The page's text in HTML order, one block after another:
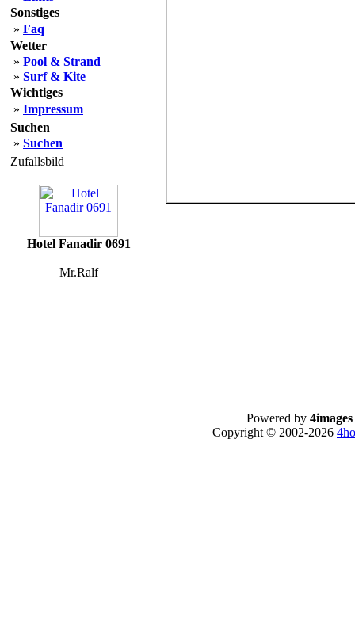
Sonstiges
» Faq
Wetter
» Pool & Strand
» Surf & Kite
Wichtiges
» Impressum
Suchen
» Suchen
Zufallsbild
Hotel Fanadir 0691
Mr.Ralf
Powered by 4images
Copyright © 2002-2026